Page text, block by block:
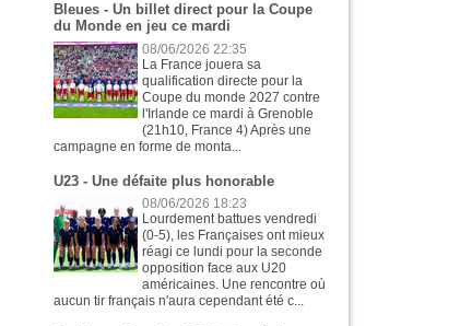
Bleues - Un billet direct pour la Coupe
du Monde en jeu ce mardi
08/06/2026 22:35
La France jouera sa
qualification directe pour la
Coupe du monde 2027 contre
l'Irlande ce mardi à Grenoble
(21h10, France 4) Après une
campagne en forme de monta...
U23 - Une défaite plus honorable
08/06/2026 18:23
Lourdement battues vendredi
(0-5), les Françaises ont mieux
réagi ce lundi pour la seconde
opposition face aux U20
américaines. Une rencontre où
aucun tir français n'aura cependant été c...